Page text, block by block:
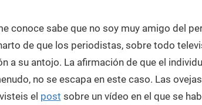
conoce sabe que no soy muy amigo del
de que los periodistas, sobre todo
a su antojo. La afirmación de que el
no se escapa en este caso. Las
el post sobre un vídeo en el que se